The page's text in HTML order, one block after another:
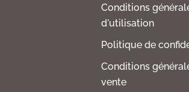
Conditions
d'utilisation
Politique de
Conditions
vente